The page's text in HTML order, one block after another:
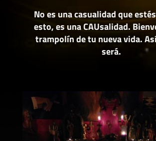
No es una casualidad que
esto, es una CAUsalidad.
trampolín de tu nueva vida.
será.